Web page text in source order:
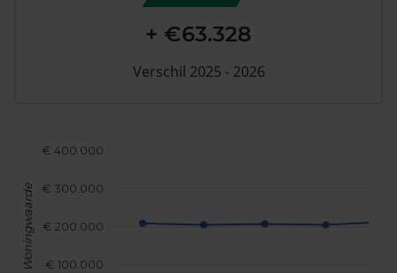
€ 100.000
€ 200.000
€ 300.000
€ 400.000
Woningwaarde
+ €63.328
Verschil 2025 - 2026